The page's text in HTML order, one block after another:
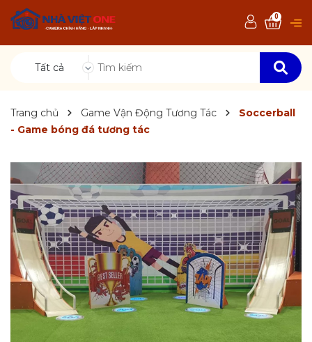
Tất cả
0
Trang chủ Game Vận Động Tương Tác
Soccerball
- Game bóng đá tương tác